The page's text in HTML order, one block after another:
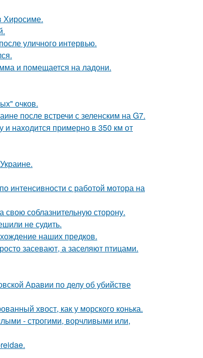
Хиросиме.
уличного интервью.
и помещается на ладони.
очков.
после встречи с зеленским на G7.
находится примерно в 350 км от
интенсивности с работой мотора на
соблазнительную сторону.
не судить.
наших предков.
засевают, а заселяют птицами.
Аравии по делу об убийстве
хвост, как у морского конька.
- строгими, ворчливыми или,